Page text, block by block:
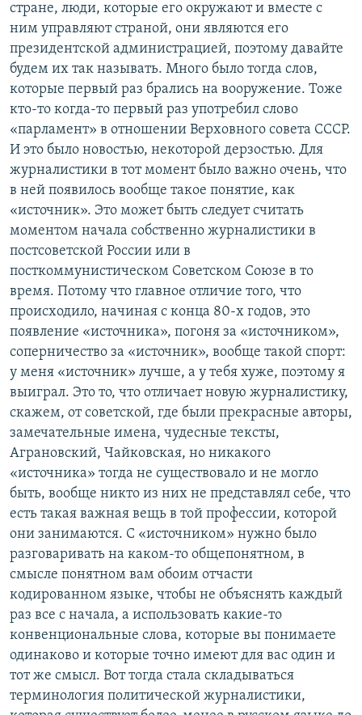
стране, люди, которые его окружают и вместе с
ним управляют страной, они являются его
президентской администрацией, поэтому давайте
будем их так называть. Много было тогда слов,
которые первый раз брались на вооружение. Тоже
кто-то когда-то первый раз употребил слово
«парламент» в отношении Верховного совета СССР.
И это было новостью, некоторой дерзостью. Для
журналистики в тот момент было важно очень, что
в ней появилось вообще такое понятие, как
«источник». Это может быть следует считать
моментом начала собственно журналистики в
постсоветской России или в
посткоммунистическом Советском Союзе в то
время. Потому что главное отличие того, что
происходило, начиная с конца 80-х годов, это
появление «источника», погоня за «источником»,
соперничество за «источник», вообще такой спорт:
у меня «источник» лучше, а у тебя хуже, поэтому я
выиграл. Это то, что отличает новую журналистику,
скажем, от советской, где были прекрасные авторы,
замечательные имена, чудесные тексты,
Аграновский, Чайковская, но никакого
«источника» тогда не существовало и не могло
быть, вообще никто из них не представлял себе, что
есть такая важная вещь в той профессии, которой
они занимаются. С «источником» нужно было
разговаривать на каком-то общепонятном, в
смысле понятном вам обоим отчасти
кодированном языке, чтобы не объяснять каждый
раз все с начала, а использовать какие-то
конвенциональные слова, которые вы понимаете
одинаково и которые точно имеют для вас один и
тот же смысл. Вот тогда стала складываться
терминология политической журналистики,